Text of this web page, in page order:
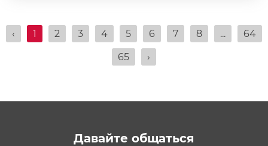
‹ 1 2 3 4 5 6 7 8 ... 64
65 ›
Давайте общаться